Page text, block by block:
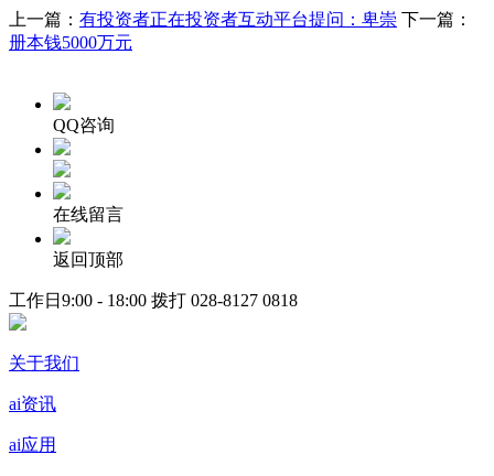
上一篇： 有投资者正在投资者互动平台提问：卑崇 下一篇：
册本钱5000万元
QQ咨询
在线留言
返回顶部
工作日9:00 - 18:00 拨打 028-8127 0818
关于我们
ai资讯
ai应用